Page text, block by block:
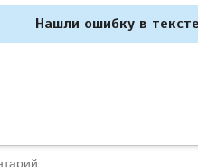
Нашли ошибку в